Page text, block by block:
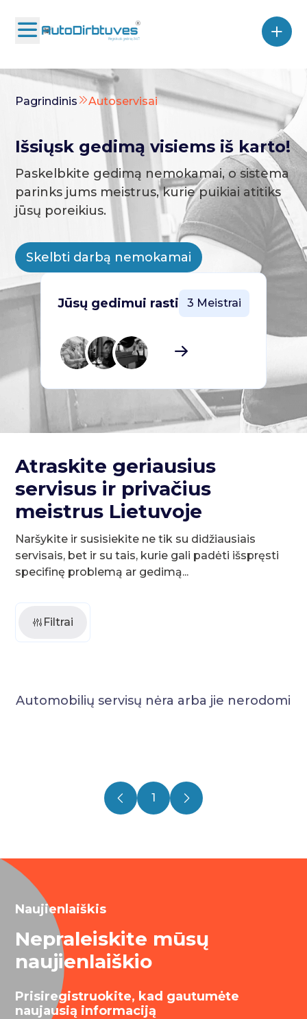
Pagrindinis Autoservisai
Išsiųsk gedimą visiems iš karto!
Paskelbkite gedimą nemokamai, o sistema
parinks jums meistrus, kurie puikiai atitiks
jūsų poreikius.
Skelbti darbą nemokamai
Jūsų gedimui rasti 3 Meistrai
Atraskite geriausius
servisus ir privačius
meistrus Lietuvoje
Naršykite ir susisiekite ne tik su didžiausiais
servisais, bet ir su tais, kurie gali padėti išspręsti
specifinę problemą ar gedimą...
Filtrai
Automobilių servisų nėra arba jie nerodomi
1
Naujienlaiškis
Nepraleiskite mūsų
naujienlaiškio
Prisiregistruokite, kad gautumėte
naujausią informaciją